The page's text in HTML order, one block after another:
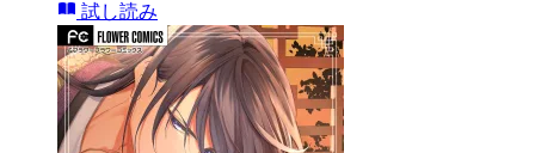
試し読み